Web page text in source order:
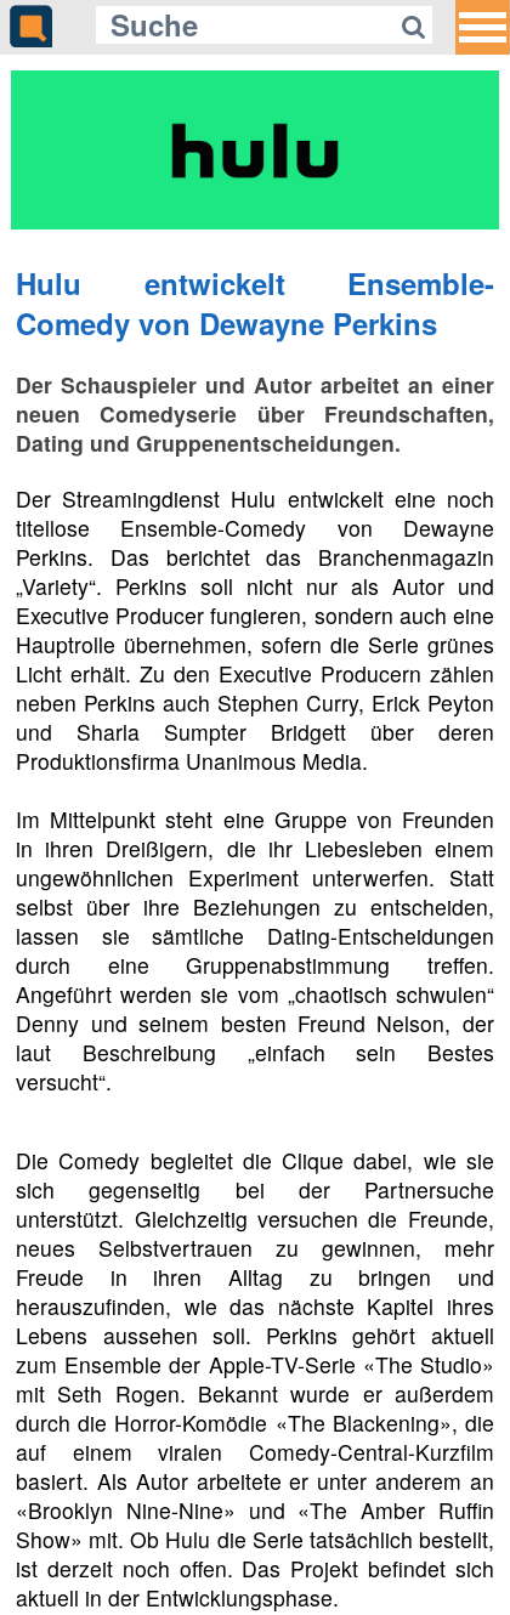
Hulu entwickelt Ensemble-
Comedy von Dewayne Perkins
Der Schauspieler und Autor arbeitet an einer
neuen Comedyserie über Freundschaften,
Dating und Gruppenentscheidungen.
Der Streamingdienst Hulu entwickelt eine noch
titellose Ensemble-Comedy von Dewayne
Perkins. Das berichtet das Branchenmagazin
„Variety“. Perkins soll nicht nur als Autor und
Executive Producer fungieren, sondern auch eine
Hauptrolle übernehmen, sofern die Serie grünes
Licht erhält. Zu den Executive Producern zählen
neben Perkins auch Stephen Curry, Erick Peyton
und Sharla Sumpter Bridgett über deren
Produktionsfirma Unanimous Media.
Im Mittelpunkt steht eine Gruppe von Freunden
in ihren Dreißigern, die ihr Liebesleben einem
ungewöhnlichen Experiment unterwerfen. Statt
selbst über ihre Beziehungen zu entscheiden,
lassen sie sämtliche Dating-Entscheidungen
durch eine Gruppenabstimmung treffen.
Angeführt werden sie vom „chaotisch schwulen“
Denny und seinem besten Freund Nelson, der
laut Beschreibung „einfach sein Bestes
versucht“.
Die Comedy begleitet die Clique dabei, wie sie
sich gegenseitig bei der Partnersuche
unterstützt. Gleichzeitig versuchen die Freunde,
neues Selbstvertrauen zu gewinnen, mehr
Freude in ihren Alltag zu bringen und
herauszufinden, wie das nächste Kapitel ihres
Lebens aussehen soll. Perkins gehört aktuell
zum Ensemble der Apple-TV-Serie «The Studio»
mit Seth Rogen. Bekannt wurde er außerdem
durch die Horror-Komödie «The Blackening», die
auf einem viralen Comedy-Central-Kurzfilm
basiert. Als Autor arbeitete er unter anderem an
«Brooklyn Nine-Nine» und «The Amber Ruffin
Show» mit. Ob Hulu die Serie tatsächlich bestellt,
ist derzeit noch offen. Das Projekt befindet sich
aktuell in der Entwicklungsphase.